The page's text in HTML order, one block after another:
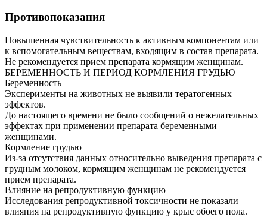
Противопоказания
Повышенная чувствительность к активным компонентам или
к вспомогательным веществам, входящим в состав препарата.
Не рекомендуется прием препарата кормящим женщинам.
БЕРЕМЕННОСТЬ И ПЕРИОД КОРМЛЕНИЯ ГРУДЬЮ
Беременность
Эксперименты на животных не выявили тератогенных
эффектов.
До настоящего времени не было сообщений о нежелательных
эффектах при применении препарата беременными
женщинами.
Кормление грудью
Из-за отсутствия данных относительно выведения препарата с
грудным молоком, кормящим женщинам не рекомендуется
прием препарата.
Влияние на репродуктивную функцию
Исследования репродуктивной токсичности не показали
влияния на репродуктивную функцию у крыс обоего пола.